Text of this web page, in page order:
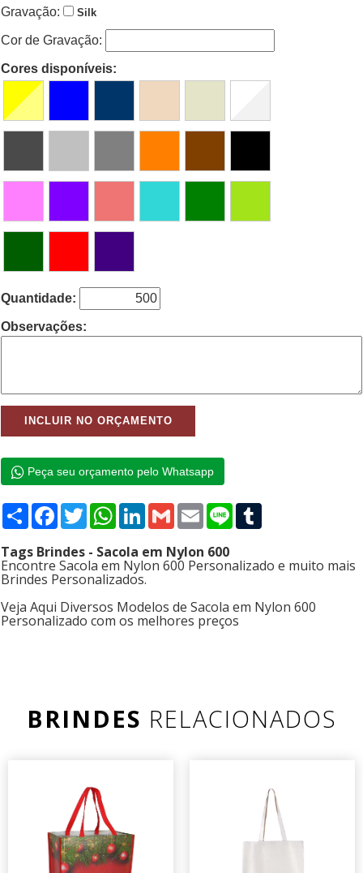
Gravação: Silk
Cor de Gravação:
Cores disponíveis:
Quantidade:
Observações:
Peça seu orçamento pelo Whatsapp
Compartilhar
Facebook
TwitterWhatsApp
LinkedIn
GmailEmailLine
Tags Brindes - Sacola em Nylon 600
Encontre Sacola em Nylon 600 Personalizado e muito mais
Brindes Personalizados.
Veja Aqui Diversos Modelos de Sacola em Nylon 600
Personalizado com os melhores preços
BRINDES RELACIONADOS